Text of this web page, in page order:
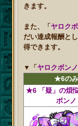
きます。
また、「ヤロク
だい達成報酬とし
得できます。
▼ 「ヤロクボンノ
★6のみ
★6 「疑」の煩
ボンノ